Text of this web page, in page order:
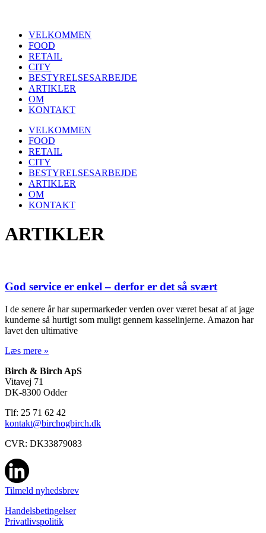
indholdVELKOMMEN
FOOD
RETAIL
CITY
BESTYRELSESARBEJDE
ARTIKLER
OM
KONTAKT
VELKOMMEN
FOOD
RETAIL
CITY
BESTYRELSESARBEJDE
ARTIKLER
OM
KONTAKT
ARTIKLER
God service er enkel – derfor er det så svært
I de senere år har supermarkeder verden over været besat af at jage
kunderne så hurtigt som muligt gennem kasselinjerne. Amazon har
lavet den ultimative
Læs mere »
Birch & Birch ApS
Vitavej 71
DK-8300 Odder
Tlf: 25 71 62 42
kontakt@birchogbirch.dk
CVR: DK33879083
Tilmeld nyhedsbrev
Handelsbetingelser
Privatlivspolitik